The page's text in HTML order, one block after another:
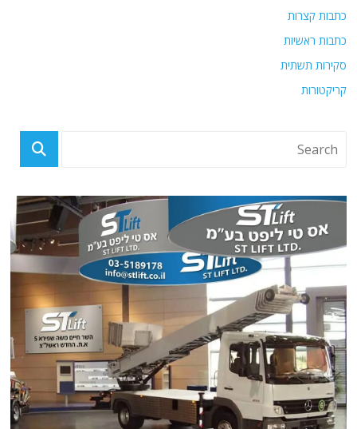
כתבות קצרות
כתבות ראשיות
סקירות תשתית
קריקטורות